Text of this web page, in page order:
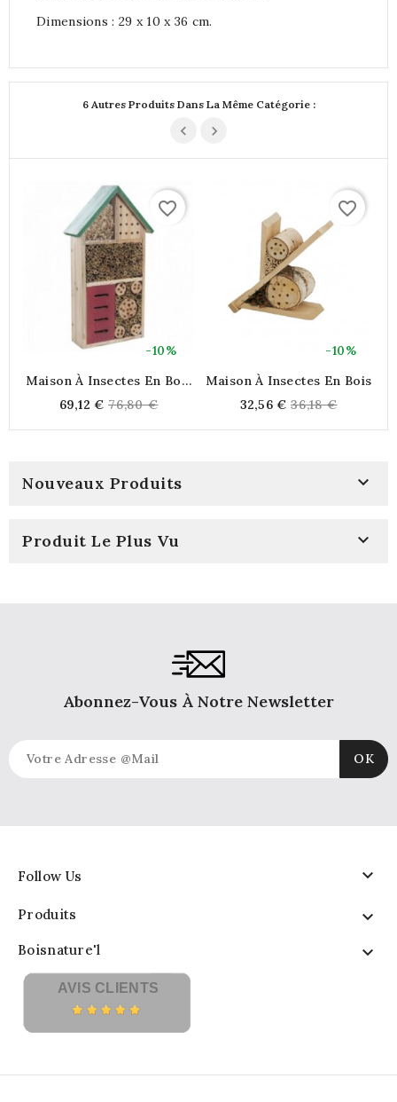
Dimensions : 29 x 10 x 36 cm.
6 Autres Produits Dans La Même Catégorie :
-10%
favorite_border
Maison À Insectes En Bois
69,12 € Regular
price
76,80 €
-10%
favorite_border
Maison À Insectes En Bois
32,56 € Regular
price
36,18 €
Nouveaux Produits 
Produit Le Plus Vu 
Abonnez-Vous À Notre Newsletter
Follow Us 
Produits 
Boisnature'l 
AVIS CLIENTS